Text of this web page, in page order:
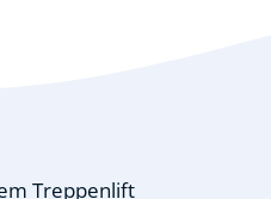
Treppenlift